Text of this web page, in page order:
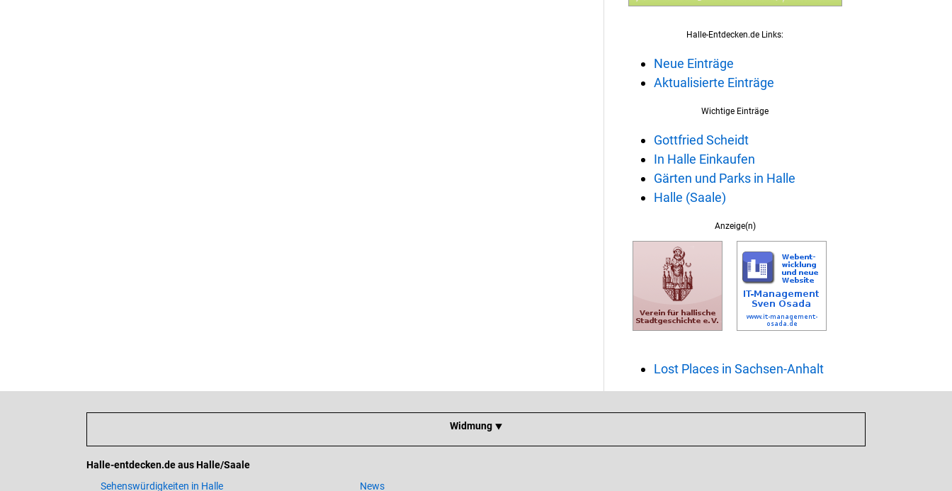
Halle-Entdecken.de Links:
Neue Einträge
Aktualisierte Einträge
Wichtige Einträge
Gottfried Scheidt
In Halle Einkaufen
Gärten und Parks in Halle
Halle (Saale)
Anzeige(n)
Lost Places in Sachsen-Anhalt
Widmung ⯆
Halle-entdecken.de aus Halle/Saale
Sehenswürdigkeiten in Halle
News